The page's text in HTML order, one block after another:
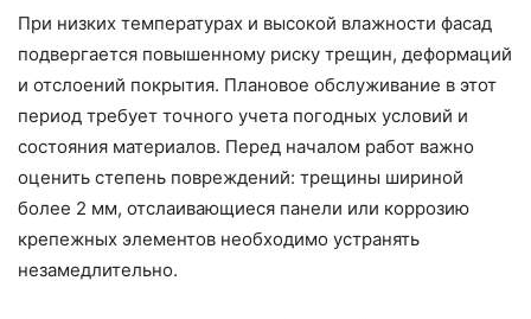
При низких температурах и высокой влажности фасад
подвергается повышенному риску трещин, деформаций
и отслоений покрытия. Плановое обслуживание в этот
период требует точного учета погодных условий и
состояния материалов. Перед началом работ важно
оценить степень повреждений: трещины шириной
более 2 мм, отслаивающиеся панели или коррозию
крепежных элементов необходимо устранять
незамедлительно.